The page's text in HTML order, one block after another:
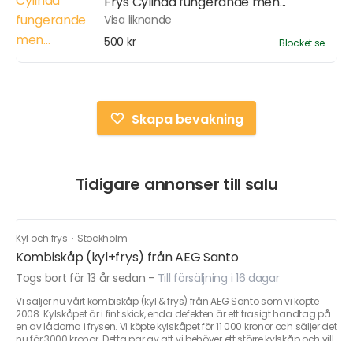
Visa liknande
500 kr
Blocket.se
Skapa bevakning
Tidigare annonser till salu
Kyl och frys · Stockholm
Kombiskåp (kyl+frys) från AEG Santo
Togs bort för 13 år sedan - Till försäljning i 16 dagar
Vi säljer nu vårt kombiskåp (kyl & frys) från AEG Santo som vi köpte
2008. Kylskåpet är i fint skick, enda defekten är ett trasigt handtag på
en av lådorna i frysen. Vi köpte kylskåpet för 11 000 kronor och säljer det